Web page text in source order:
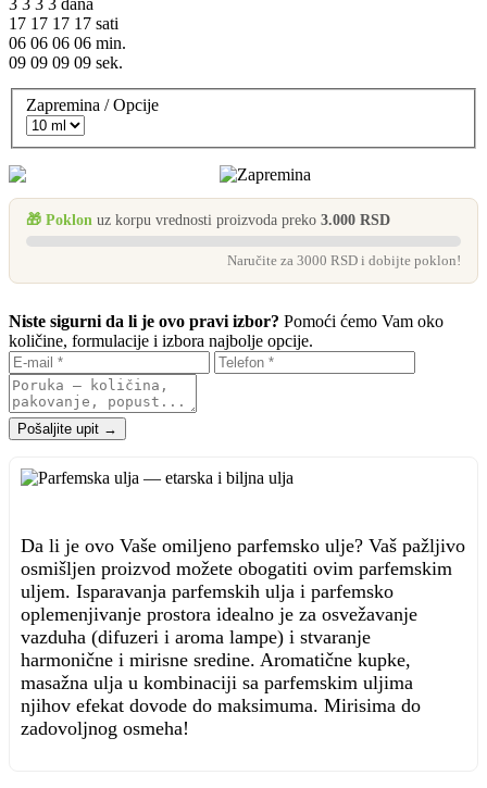
3 3 3 3 dana
17 17 17 17 sati
06 06 06 06 min.
08 08 08 08 sek.
Zapremina / Opcije
🎁 Poklon uz korpu vrednosti proizvoda preko 3.000 RSD
Naručite za 3000 RSD i dobijte poklon!
Niste sigurni da li je ovo pravi izbor? Pomoći ćemo Vam oko
količine, formulacije i izbora najbolje opcije.
Pošaljite upit →
Da li je ovo Vaše omiljeno parfemsko ulje? Vaš pažljivo
osmišljen proizvod možete obogatiti ovim parfemskim
uljem. Isparavanja parfemskih ulja i parfemsko
oplemenjivanje prostora idealno je za osvežavanje
vazduha (difuzeri i aroma lampe) i stvaranje
harmonične i mirisne sredine. Aromatične kupke,
masažna ulja u kombinaciji sa parfemskim uljima
njihov efekat dovode do maksimuma. Mirisima do
zadovoljnog osmeha!